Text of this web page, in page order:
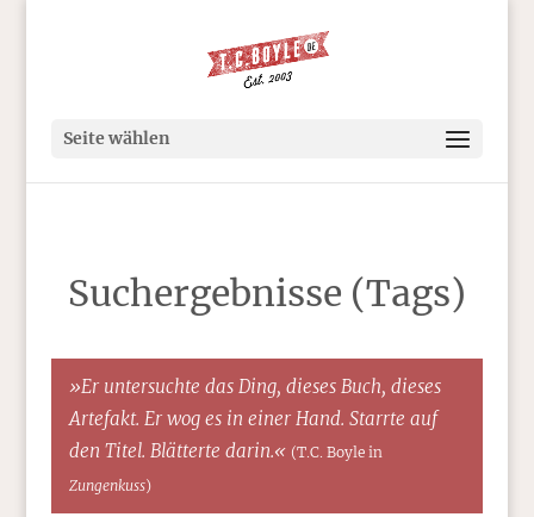
Seite wählen
Suchergebnisse (Tags)
»Er untersuchte das Ding, dieses Buch, dieses
Artefakt. Er wog es in einer Hand. Starrte auf
den Titel. Blätterte darin.« (T.C. Boyle in
Zungenkuss)